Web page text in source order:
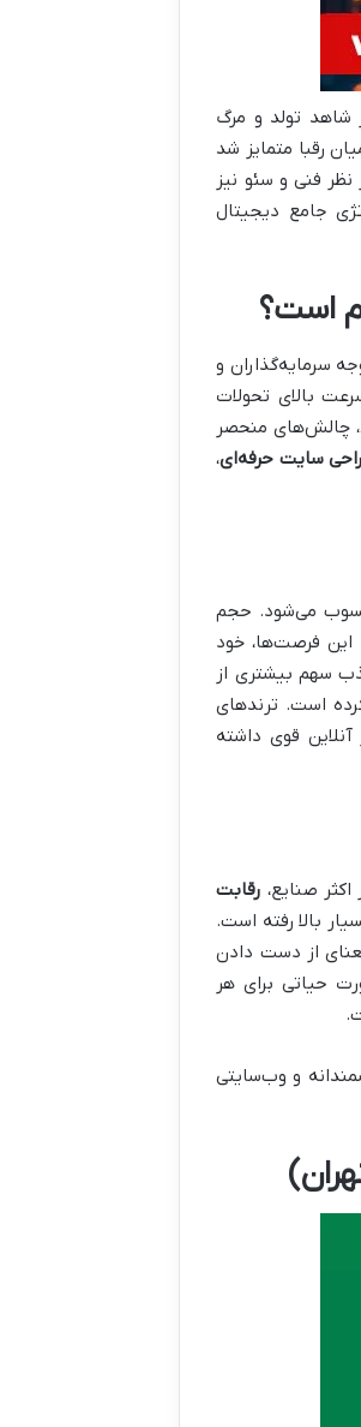
شاهد تولد و مرگ
رقبا متمایز شد
فنی و سئو نیز
جامع دیجیتال
است؟
سرمایه‌گذاران و
بالای تحولات
چالش‌های منحصر
سایت حرفه‌ای،
محسوب می‌شود. حجم
این فرصت‌ها، خود
سهم بیشتری از
است. ترندهای
قوی داشته
صنایع، رقابت
بالا رفته است.
از دست دادن
حیاتی برای هر
و وب‌سایتی